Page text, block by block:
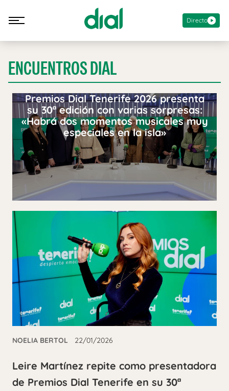
Directo
ENCUENTROS DIAL
Premios Dial Tenerife 2026 presenta
su 30ª edición con varias sorpresas:
«Habrá dos momentos musicales muy
especiales en la isla»
NOELIA BERTOL 22/01/2026
Leire Martínez repite como presentadora
de Premios Dial Tenerife en su 30ª